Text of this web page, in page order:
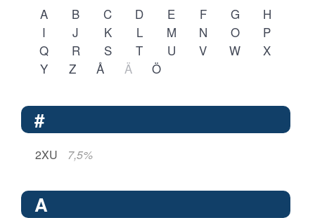
A B C D E F G
H
I
J K L M N O
P
Q
R S T U V W
X
Y
Z Å Ä Ö
#
2XU 7,5%
A